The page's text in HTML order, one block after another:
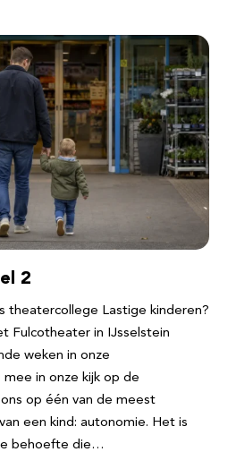
2
theatercollege Lastige kinderen?
Fulcotheater in IJsselstein
weken in onze
in onze kijk op de
op één van de meest
een kind: autonomie. Het is
behoefte die…